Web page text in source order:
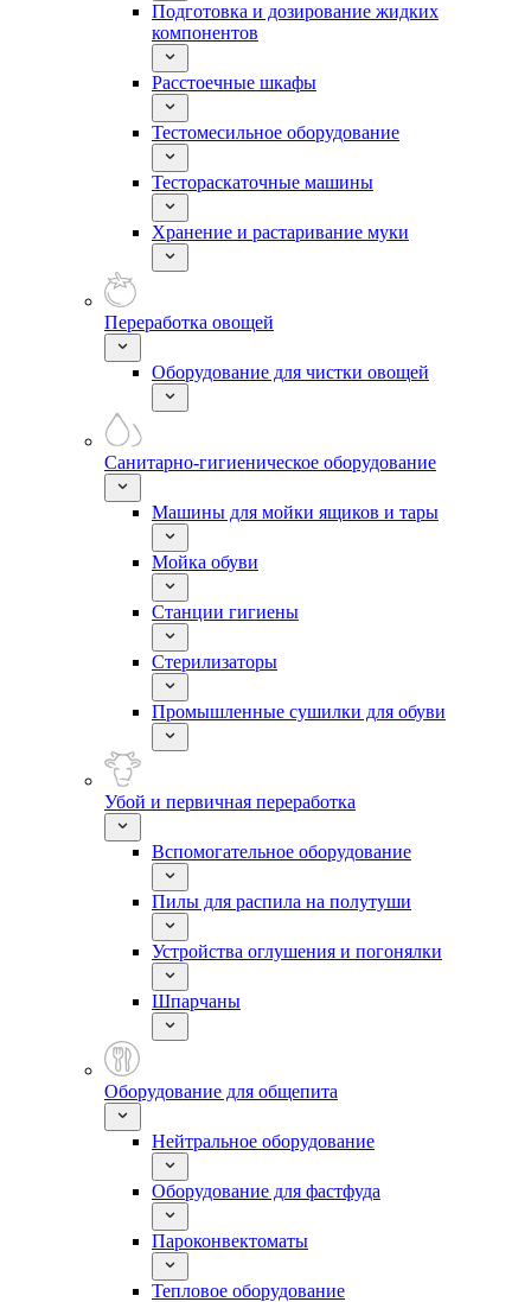
Подготовка и дозирование жидких
компонентов
Расстоечные шкафы
Тестомесильное оборудование
Тестораскаточные машины
Хранение и растаривание муки
Переработка овощей
Оборудование для чистки овощей
Санитарно-гигиеническое оборудование
Машины для мойки ящиков и тары
Мойка обуви
Станции гигиены
Стерилизаторы
Промышленные сушилки для обуви
Убой и первичная переработка
Вспомогательное оборудование
Пилы для распила на полутуши
Устройства оглушения и погонялки
Шпарчаны
Оборудование для общепита
Нейтральное оборудование
Оборудование для фастфуда
Пароконвектоматы
Тепловое оборудование